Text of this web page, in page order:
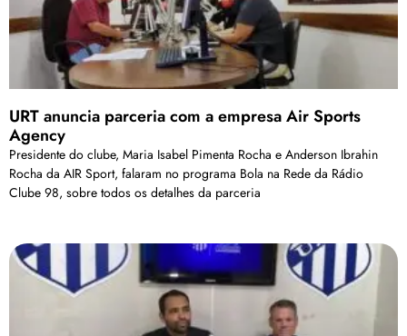
URT anuncia parceria com a empresa Air Sports
Agency
Presidente do clube, Maria Isabel Pimenta Rocha e Anderson Ibrahin
Rocha da AIR Sport, falaram no programa Bola na Rede da Rádio
Clube 98, sobre todos os detalhes da parceria